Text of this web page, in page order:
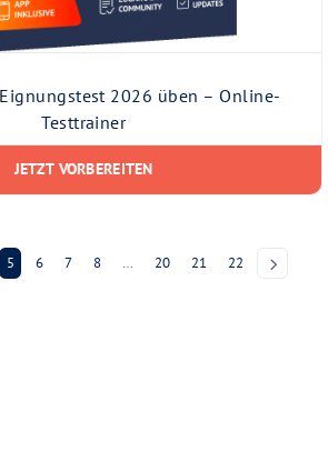
2026 üben – Online-
Testtrainer
JETZT VORBEREITEN
5 6 7 8 … 20 21 22